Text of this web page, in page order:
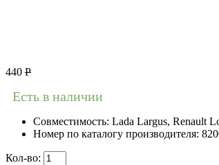
440 Р
Есть в наличии
Совместимость: Lada Largus, Renault
Номер по каталогу производителя:
Кол-во: